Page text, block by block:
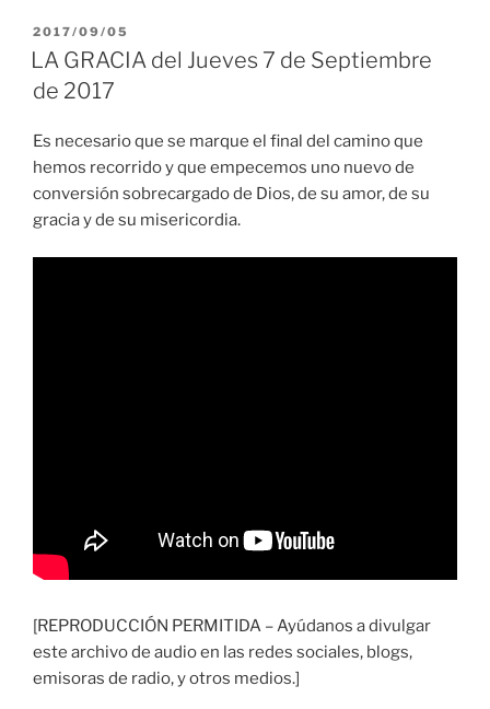
PUBLICADO
EL
2017/09/05
LA GRACIA del Jueves 7 de Septiembre
de 2017
Es necesario que se marque el final del camino que
hemos recorrido y que empecemos uno nuevo de
conversión sobrecargado de Dios, de su amor, de su
gracia y de su misericordia.
[REPRODUCCIÓN PERMITIDA – Ayúdanos a divulgar
este archivo de audio en las redes sociales, blogs,
emisoras de radio, y otros medios.]